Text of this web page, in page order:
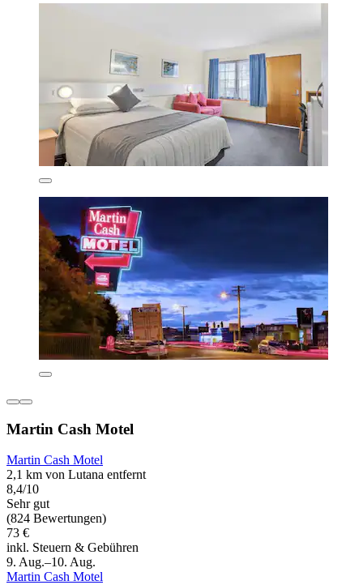
Martin Cash Motel
Martin Cash Motel
2,1 km von Lutana entfernt
8,4/10
Sehr gut
(824 Bewertungen)
73 €
inkl. Steuern & Gebühren
9. Aug.–10. Aug.
Martin Cash Motel